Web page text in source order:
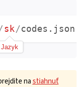
sk
Jazyk
/codes.json
nastiahnuť